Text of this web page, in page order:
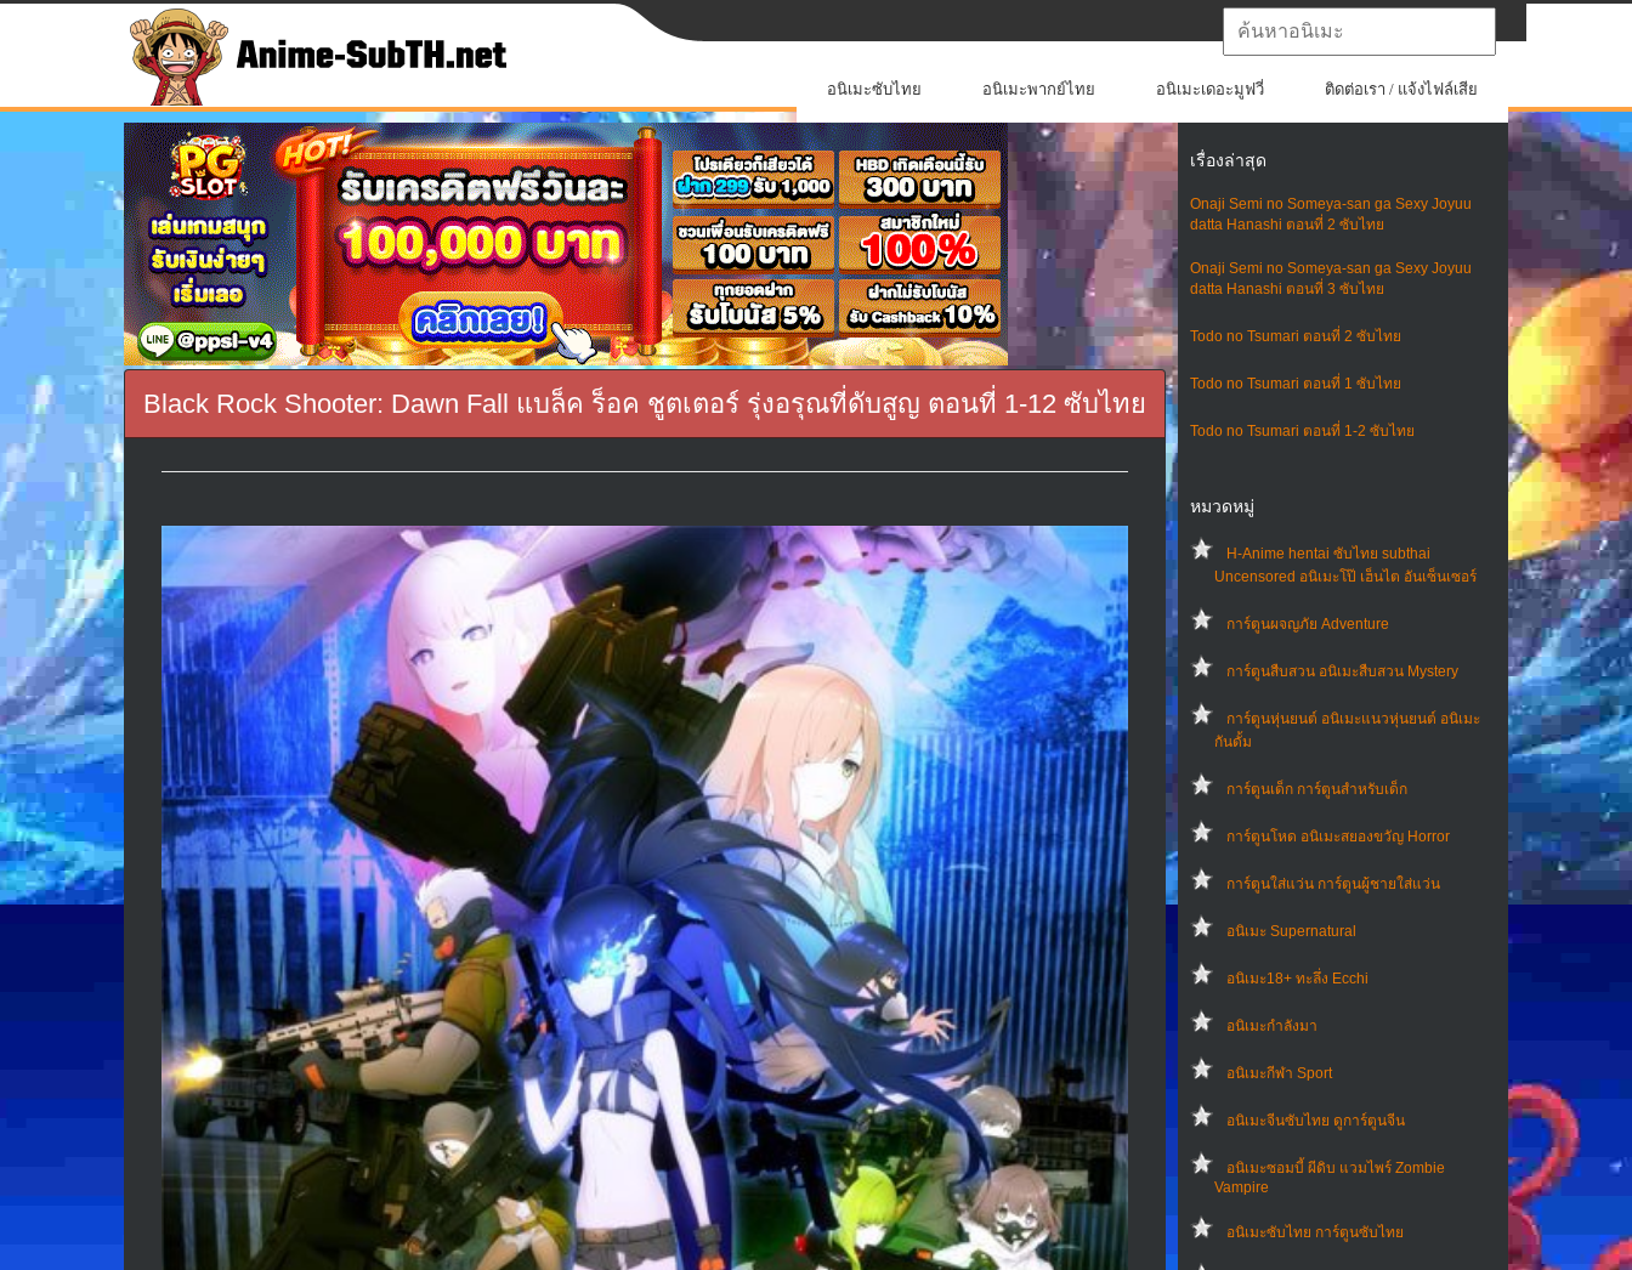
อนิเมะซับไทย อนิเมะพากย์ไทย อนิเมะเดอะมูฟวี่ ติดต่อเรา / แจ้งไฟล์เสีย
เรื่องล่าสุด
Onaji Semi no Someya-san ga Sexy Joyuu
datta Hanashi ตอนที่ 2 ซับไทย
Onaji Semi no Someya-san ga Sexy Joyuu
datta Hanashi ตอนที่ 3 ซับไทย
Todo no Tsumari ตอนที่ 2 ซับไทย
Todo no Tsumari ตอนที่ 1 ซับไทย
Todo no Tsumari ตอนที่ 1-2 ซับไทย
หมวดหมู่
H-Anime hentai ซับไทย subthai
Uncensored อนิเมะโป๊ เฮ็นไต อันเซ็นเซอร์
การ์ตูนผจญภัย Adventure
การ์ตูนสืบสวน อนิเมะสืบสวน Mystery
การ์ตูนหุ่นยนต์ อนิเมะแนวหุ่นยนต์ อนิเมะ
กันดั้ม
การ์ตูนเด็ก การ์ตูนสำหรับเด็ก
การ์ตูนโหด อนิเมะสยองขวัญ Horror
การ์ตูนใส่แว่น การ์ตูนผู้ชายใส่แว่น
อนิเมะ Supernatural
อนิเมะ18+ ทะลึ่ง Ecchi
อนิเมะกำลังมา
อนิเมะกีฬา Sport
อนิเมะจีนซับไทย ดูการ์ตูนจีน
อนิเมะซอมบี้ ผีดิบ แวมไพร์ Zombie
Vampire
อนิเมะซับไทย การ์ตูนซับไทย
Black Rock Shooter: Dawn Fall แบล็ค ร็อค ชูตเตอร์ รุ่งอรุณที่ดับสูญ ตอนที่ 1-12 ซับไทย